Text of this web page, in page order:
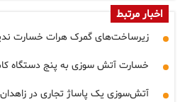
اخبار مرتبط
زیرساخت‌های گمرک هرات خسارت
خسارت آتش سوزی به پنج دستگاه
آتش‌سوزی یک پاساژ تجاری در